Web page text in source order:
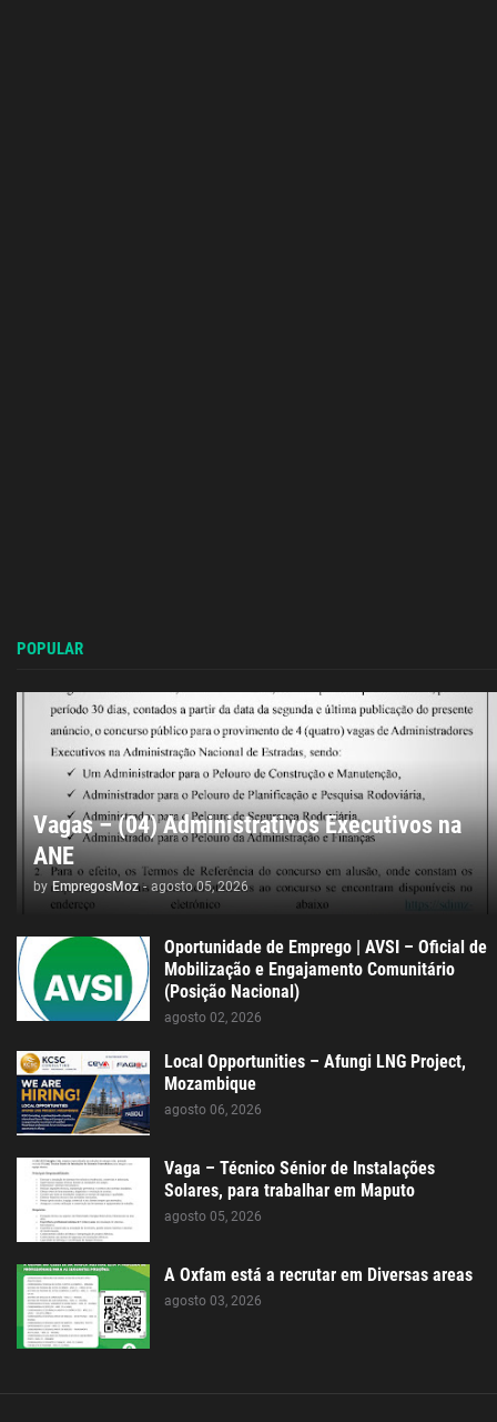
POPULAR
Vagas – (04) Administrativos Executivos na
ANE
by EmpregosMoz - agosto 05, 2026
Oportunidade de Emprego | AVSI – Oficial de
Mobilização e Engajamento Comunitário
(Posição Nacional)
agosto 02, 2026
Local Opportunities – Afungi LNG Project,
Mozambique
agosto 06, 2026
Vaga – Técnico Sénior de Instalações
Solares, para trabalhar em Maputo
agosto 05, 2026
A Oxfam está a recrutar em Diversas areas
agosto 03, 2026